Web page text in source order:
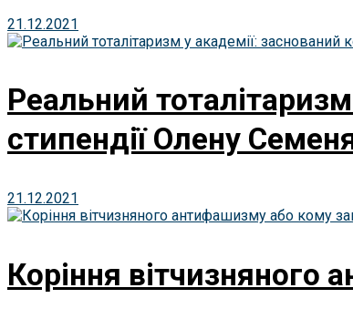
21.12.2021
Реальний
стипендії Олену
21.12.2021
Коріння вітчизняного